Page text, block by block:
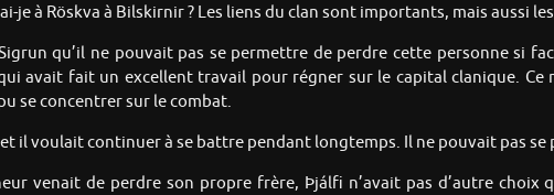
je à Röskva à Bilskirnir ? Les liens du clan sont importants, mais aussi
qu’il ne pouvait pas se permettre de perdre cette personne si
avait fait un excellent travail pour régner sur le capital clanique. Ce
se concentrer sur le combat.
il voulait continuer à se battre pendant longtemps. Il ne pouvait pas se
venait de perdre son propre frère, Þjálfi n’avait pas d’autre choix